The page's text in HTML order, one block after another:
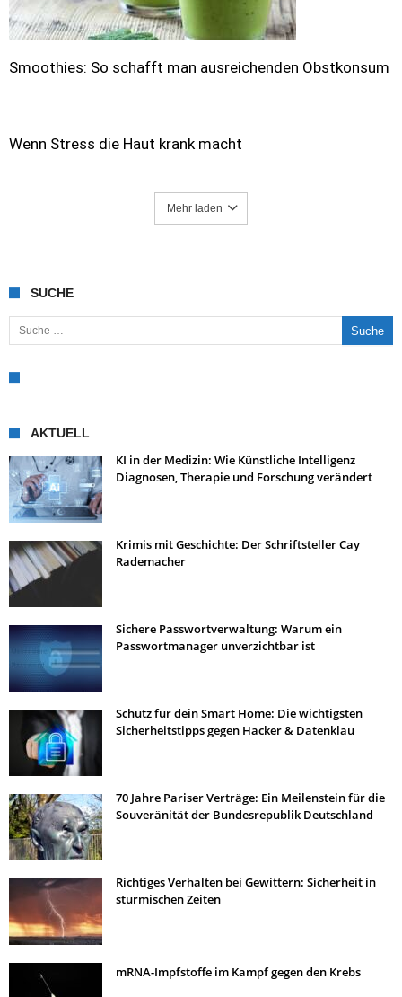
Smoothies: So schafft man ausreichenden Obstkonsum
Wenn Stress die Haut krank macht
Mehr laden
SUCHE
Suche nach:
AKTUELL
KI in der Medizin: Wie Künstliche Intelligenz
Diagnosen, Therapie und Forschung verändert
Krimis mit Geschichte: Der Schriftsteller Cay
Rademacher
Sichere Passwortverwaltung: Warum ein
Passwortmanager unverzichtbar ist
Schutz für dein Smart Home: Die wichtigsten
Sicherheitstipps gegen Hacker & Datenklau
70 Jahre Pariser Verträge: Ein Meilenstein für die
Souveränität der Bundesrepublik Deutschland
Richtiges Verhalten bei Gewittern: Sicherheit in
stürmischen Zeiten
mRNA-Impfstoffe im Kampf gegen den Krebs